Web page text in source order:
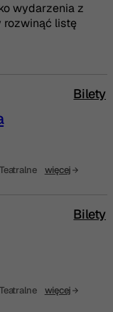
wydarzenia z
rozwinąć listę
więcej
Bilety
więcej
Bilety